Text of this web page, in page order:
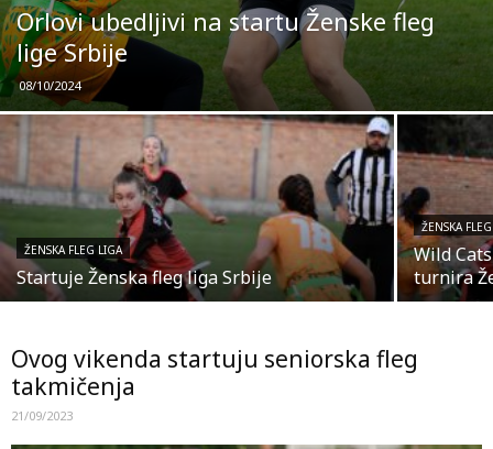
Orlovi ubedljivi na startu Ženske fleg
lige Srbije
08/10/2024
ŽENSKA FLEG LIGA
Startuje Ženska fleg liga Srbije
ŽENSKA
Wild
turnira
Ovog vikenda startuju seniorska fleg
takmičenja
21/09/2023